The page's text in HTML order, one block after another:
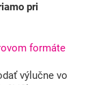
pri
formáte
výlučne vo